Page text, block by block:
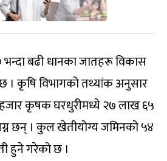
बढी धानका जातहरू विकास
कृषि विभागको तथ्यांक अनुसार
कृषक घरधुरीमध्ये २७ लाख ६५
छन् । कुल खेतीयोग्य जमिनको ५४
हुने गरेको छ ।